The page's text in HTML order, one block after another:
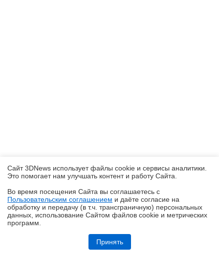
Обзор Midea VCR V15 EVO ULTRA: я просто хорошо убираю любое
Сайт 3DNews использует файлы cookie и сервисы аналитики.
Это помогает нам улучшать контент и работу Cайта.
Во время посещения Cайта вы соглашаетесь с
Пользовательским соглашением и даёте согласие на
обработку и передачу (в т.ч. трансграничную) персональных
данных, использование Cайтом файлов cookie и метрических
программ.
Принять